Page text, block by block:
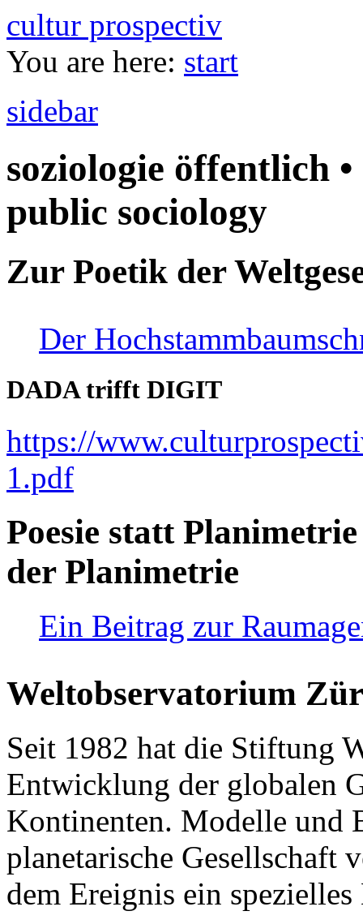
cultur prospectiv
You are here: start
sidebar
soziologie öffentlich
public sociology
Zur Poetik der
Der
DADA trifft DIGIT
https://
1.pdf
Poesie statt
der Planimetrie
Ein Beitrag zur
Weltobservatorium
Seit 1982 hat die Stiftung
Entwicklung der globalen
Kontinenten. Modelle und
planetarische Gesellschaft
dem Ereignis ein